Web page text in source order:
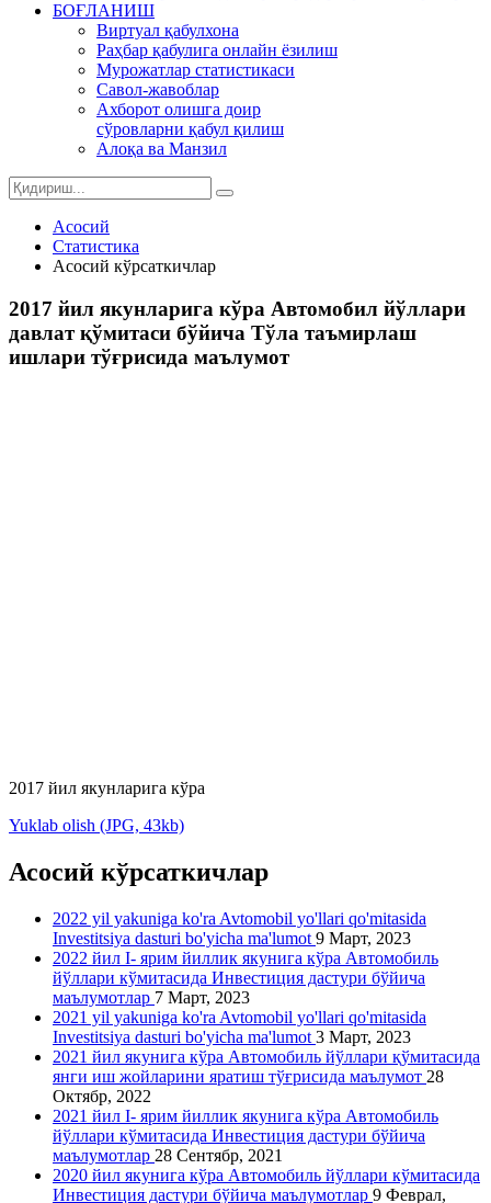
БОҒЛАНИШ
Виртуал қабулхона
Раҳбар қабулига онлайн ёзилиш
Мурожатлар статистикаси
Савол-жавоблар
Ахборот олишга доир
сўровларни қабул қилиш
Алоқа ва Манзил
Асосий
Статистика
Асосий кўрсаткичлар
2017 йил якунларига кўра Автомобил йўллари
давлат қўмитаси бўйича Тўла таъмирлаш
ишлари тўғрисида маълумот
2017 йил якунларига кўра
Yuklab olish (JPG, 43kb)
Асосий кўрсаткичлар
2022 yil yakuniga ko'ra Avtomobil yo'llari qo'mitasida
Investitsiya dasturi bo'yicha ma'lumot 9 Март, 2023
2022 йил I- ярим йиллик якунига кўра Автомобиль
йўллари кўмитасида Инвестиция дастури бўйича
маълумотлар 7 Март, 2023
2021 yil yakuniga ko'ra Avtomobil yo'llari qo'mitasida
Investitsiya dasturi bo'yicha ma'lumot 3 Март, 2023
2021 йил якунига кўра Автомобиль йўллари қўмитасида
янги иш жойларини яратиш тўғрисида маълумот 28
Октябр, 2022
2021 йил I- ярим йиллик якунига кўра Автомобиль
йўллари кўмитасида Инвестиция дастури бўйича
маълумотлар 28 Сентябр, 2021
2020 йил якунига кўра Автомобиль йўллари кўмитасида
Инвестиция дастури бўйича маълумотлар 9 Феврал,